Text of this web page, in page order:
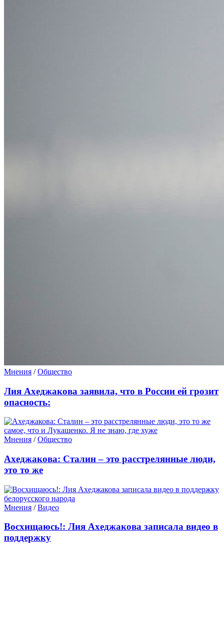
Мнения /Общество
Лия Ахеджакова заявила, что в России ей грозит
опасность:
Мнения /Общество
Ахеджакова: Сталин – это расстрелянные люди,
это то же
Мнения /Видео
Восхищаюсь!: Лия Ахеджакова записала видео в
поддержку